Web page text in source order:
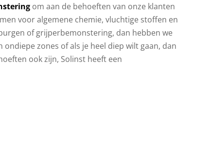
om aan de behoeften van onze klanten
voor algemene chemie, vluchtige stoffen en
of grijperbemonstering, dan hebben we
zones of als je heel diep wilt gaan, dan
ook zijn, Solinst heeft een